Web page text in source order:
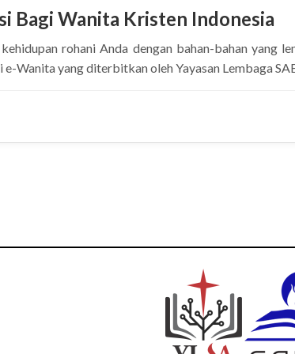
Bagi Wanita Kristen Indonesia
rohani Anda dengan bahan-bahan yang
Wanita yang diterbitkan oleh Yayasan Lembaga
Bagi Wanita Kristen Indonesia